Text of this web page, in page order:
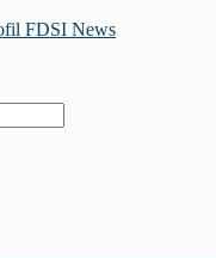
FDSI News